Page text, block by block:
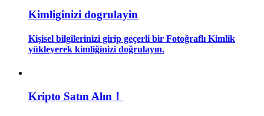
Rehber
Kimliginizi dogrulayin
Kişisel bilgilerinizi girip geçerli bir Fotoğraflı Kimlik
yükleyerek kimliğinizi doğrulayın.
Kripto Satın Alın！